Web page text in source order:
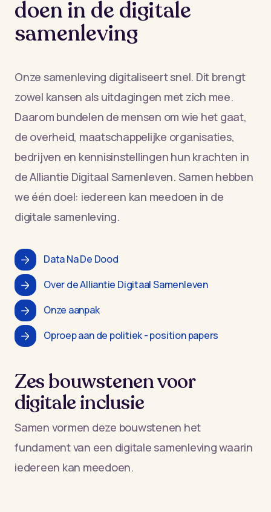
doen in de digitale
samenleving
Onze samenleving digitaliseert snel. Dit brengt
zowel kansen als uitdagingen met zich mee.
Daarom bundelen de mensen om wie het gaat,
de overheid, maatschappelijke organisaties,
bedrijven en kennisinstellingen hun krachten in
de Alliantie Digitaal Samenleven. Samen hebben
we één doel: iedereen kan meedoen in de
digitale samenleving.
Data Na De Dood
Over de Alliantie Digitaal Samenleven
Onze aanpak
Oproep aan de politiek - position papers
Zes bouwstenen voor
digitale inclusie
Samen vormen deze bouwstenen het
fundament van een digitale samenleving waarin
iedereen kan meedoen.